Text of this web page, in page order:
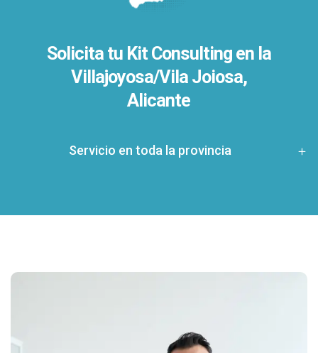
Solicita tu Kit Consulting en la
Villajoyosa/Vila Joiosa,
Alicante
Servicio en toda la provincia